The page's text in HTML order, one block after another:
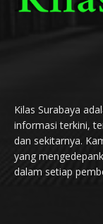
Kilas Surabaya
informasi terkini,
dan sekitarnya.
yang
dalam setiap